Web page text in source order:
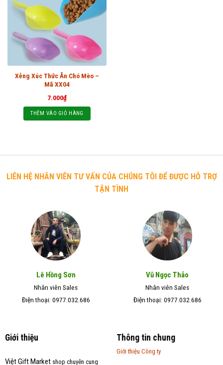
Xẻng Xúc Thức Ăn Chó Mèo –
Mã XX04
7.000₫
THÊM VÀO GIỎ HÀNG
LIÊN HỆ NHÂN VIÊN TƯ VẤN CỦA CHÚNG TÔI ĐỂ ĐƯỢC HỖ TRỢ
TẬN TÌNH
Lê Hồng Sơn
Nhân viên Sales
Điện thoại: 0977.032.686
Vũ Ngọc Thảo
Nhân viên Sales
Điện thoại: 0977.032.686
Giới thiệu
Việt Gift Marketshop chuyên cung
Thông tin chung
Giới thiệu Công ty